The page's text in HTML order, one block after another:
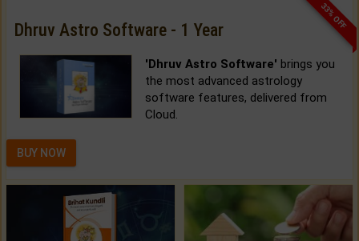
33% OFF
Dhruv Astro Software - 1 Year
'Dhruv Astro Software' brings you
the most advanced astrology
software features, delivered from
Cloud.
BUY NOW